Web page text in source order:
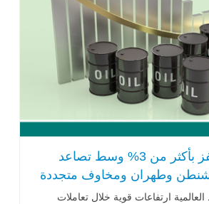
أسعار النفط تقفز بأكثر من 3% وسط تصاعد
وطهران ومخاوف متجددة
ارتفاعات قوية خلال تعاملات